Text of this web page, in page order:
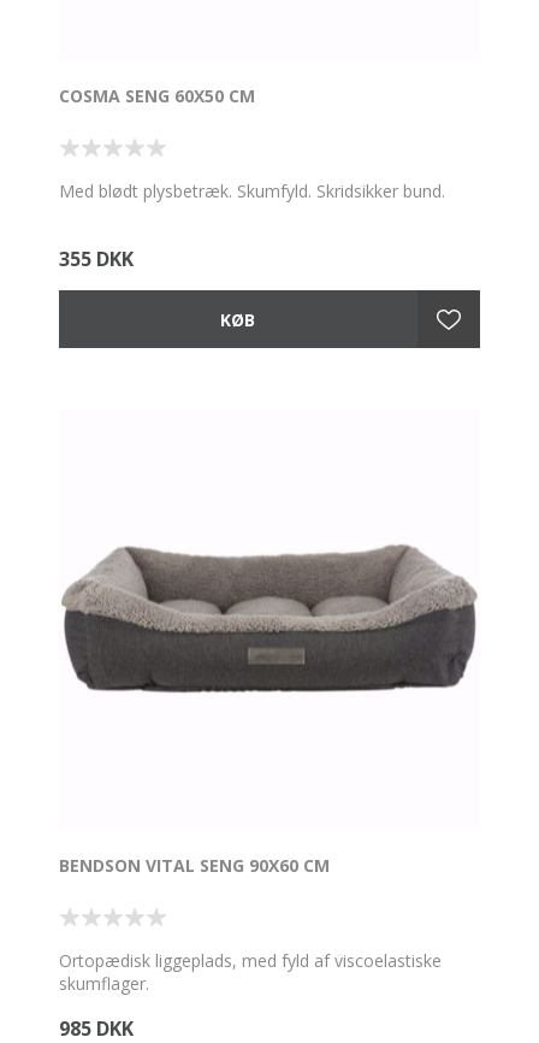
COSMA SENG 60X50 CM
Med blødt plysbetræk. Skumfyld. Skridsikker bund.
355 DKK
BENDSON VITAL SENG 90X60 CM
Ortopædisk liggeplads, med fyld af viscoelastiske
skumflager.
985 DKK